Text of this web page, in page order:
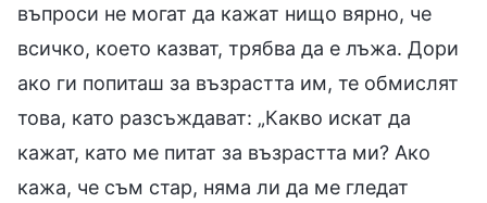
въпроси не могат да кажат нищо вярно, че
всичко, което казват, трябва да е лъжа. Дори
ако ги попиташ за възрастта им, те обмислят
това, като разсъждават: „Какво искат да
кажат, като ме питат за възрастта ми? Ако
кажа, че съм стар, няма ли да ме гледат